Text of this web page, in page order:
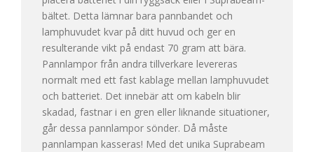
bältet. Detta lämnar bara pannbandet och
lamphuvudet kvar på ditt huvud och ger en
resulterande vikt på endast 70 gram att bära.
Pannlampor från andra tillverkare levereras
normalt med ett fast kablage mellan lamphuvudet
och batteriet. Det innebär att om kabeln blir
skadad, fastnar i en gren eller liknande situationer,
går dessa pannlampor sönder. Då måste
pannlampan kasseras! Med det unika Suprabeam